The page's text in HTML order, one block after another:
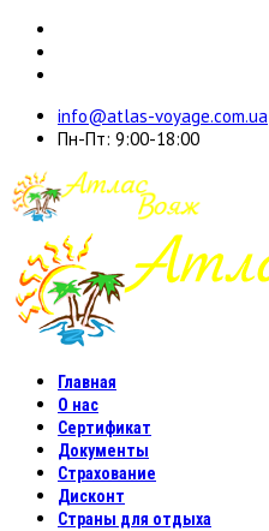
info@atlas-voyage.com.ua
Пн-Пт: 9:00-18:00
Главная
О нас
Сертификат
Документы
Страхование
Дисконт
Страны для отдыха